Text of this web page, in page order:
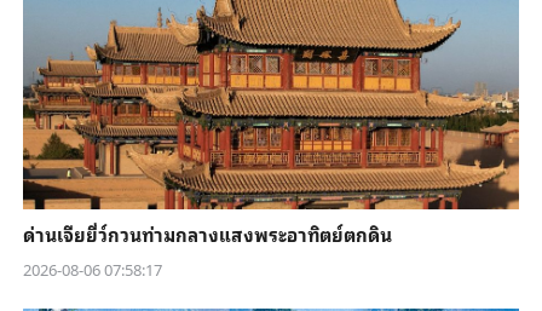
ด่านเจียยี่ว์กวนท่ามกลางแสงพระอาทิตย์ตกดิน
2026-08-06 07:58:17